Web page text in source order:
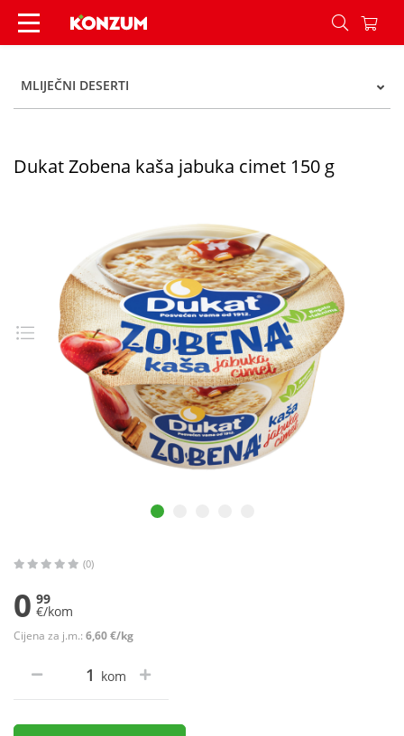
Dukat Zobena kaša jabuka cimet 150 g - Konzum
MLIJEČNI DESERTI
Dukat Zobena kaša jabuka cimet 150 g
(0)
0 99
€/kom
Cijena za j.m.: 6,60 €/kg
kom